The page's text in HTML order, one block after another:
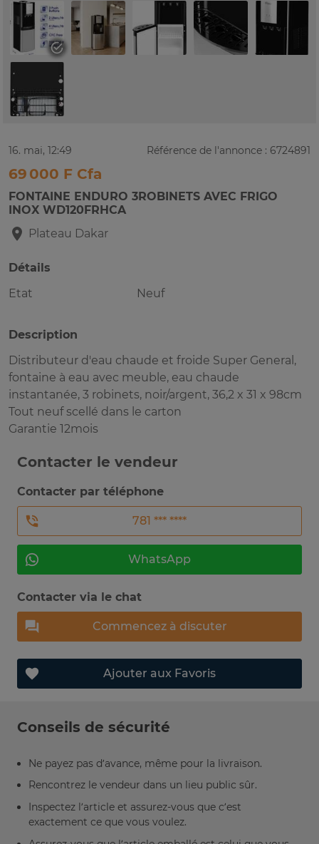
16. mai, 12:49 Référence de l'annonce : 6724891
69 000 F Cfa
FONTAINE ENDURO 3ROBINETS AVEC FRIGO
INOX WD120FRHCA
Plateau Dakar
Détails
Etat
Neuf
Description
Distributeur d'eau chaude et froide Super General,
fontaine à eau avec meuble, eau chaude
instantanée, 3 robinets, noir/argent, 36,2 x 31 x 98cm
Tout neuf scellé dans le carton
Garantie 12mois
Contacter le vendeur
Contacter par téléphone
781 *** ****
WhatsApp
Contacter via le chat
Commencez à discuter
Ajouter aux Favoris
Conseils de sécurité
Ne payez pas d’avance, même pour la livraison.
Rencontrez le vendeur dans un lieu public sûr.
Inspectez l’article et assurez-vous que c’est
exactement ce que vous voulez.